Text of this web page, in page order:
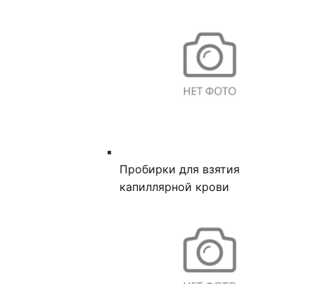
Пробирки для взятия
капиллярной крови